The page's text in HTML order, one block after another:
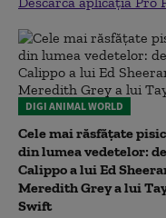
DIGI ANIMAL WORLD
Cele mai răsfățate
din lumea vedetelor:
Calippo a lui Ed
Meredith Grey a lui
Swift